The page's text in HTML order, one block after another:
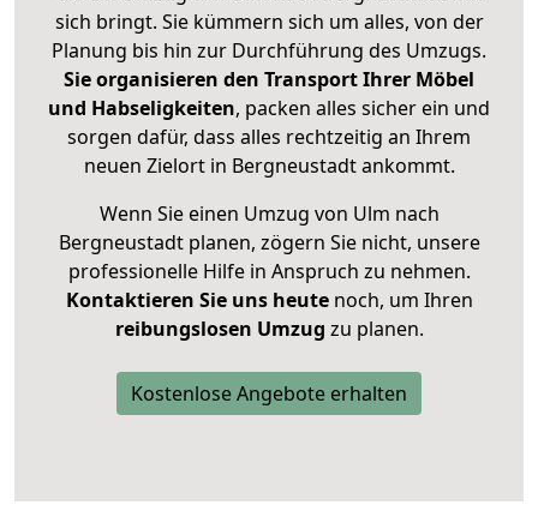
sich bringt. Sie kümmern sich um alles, von der
Planung bis hin zur Durchführung des Umzugs.
Sie organisieren den Transport Ihrer Möbel
und Habseligkeiten, packen alles sicher ein und
sorgen dafür, dass alles rechtzeitig an Ihrem
neuen Zielort in Bergneustadt ankommt.
Wenn Sie einen Umzug von Ulm nach
Bergneustadt planen, zögern Sie nicht, unsere
professionelle Hilfe in Anspruch zu nehmen.
Kontaktieren Sie uns heutenoch, um Ihren
reibungslosen Umzug zu planen.
Kostenlose Angebote erhalten